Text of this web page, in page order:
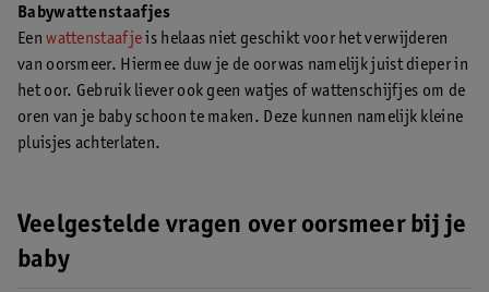
Babywattenstaafjes
Eenwattenstaafjeis helaas niet geschikt voor het verwijderen
van oorsmeer. Hiermee duw je de oorwas namelijk juist dieper in
het oor. Gebruik liever ook geen watjes of wattenschijfjes om de
oren van je baby schoon te maken. Deze kunnen namelijk kleine
pluisjes achterlaten.
Veelgestelde vragen over oorsmeer bij je
baby